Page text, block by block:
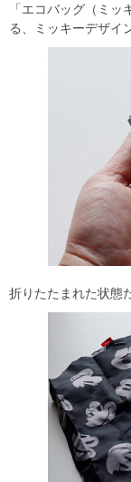
「エコバッグ（ミ
る、ミッキーデザイ
折りたたまれた状態